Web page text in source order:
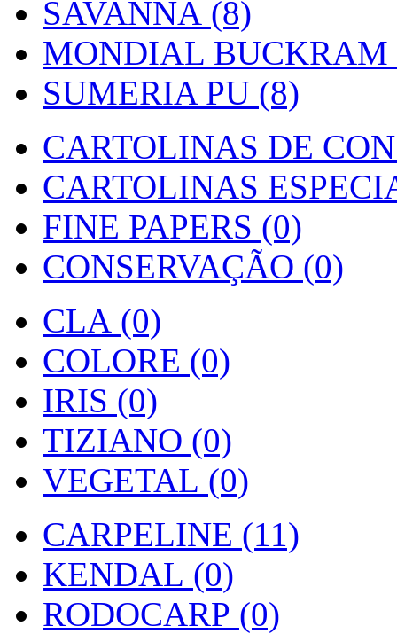
SAVANNA (8)
MONDIAL BUCKRAM
SUMERIA PU (8)
CARTOLINAS DE
CARTOLINAS
FINE PAPERS (0)
CONSERVAÇÃO (0)
CLA (0)
COLORE (0)
IRIS (0)
TIZIANO (0)
VEGETAL (0)
CARPELINE (11)
KENDAL (0)
RODOCARP (0)